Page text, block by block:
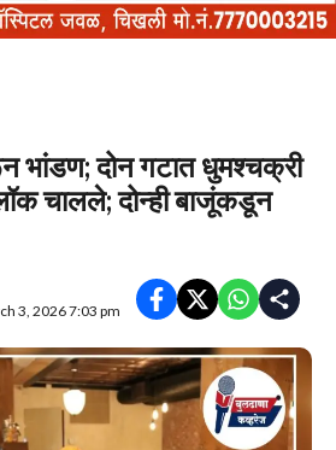
भांडण; दोन गटात धुमश्‍चक्री
चालले; दोन्ही बाजूंकडून
3, 2026 7:03 pm